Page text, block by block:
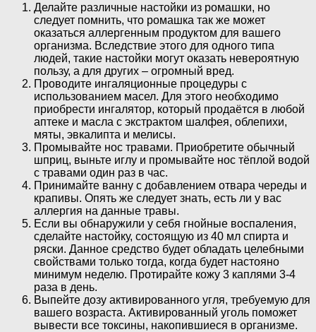
Делайте различные настойки из ромашки, но
следует помнить, что ромашка так же может
оказаться аллергенным продуктом для вашего
организма. Вследствие этого для одного типа
людей, такие настойки могут оказать невероятную
пользу, а для других – огромный вред.
Проводите ингаляционные процедуры с
использованием масел. Для этого необходимо
приобрести ингалятор, который продаётся в любой
аптеке и масла с экстрактом шалфея, облепихи,
мяты, эвкалипта и мелисы.
Промывайте нос травами. Приобретите обычный
шприц, выньте иглу и промывайте нос тёплой водой
с травами один раз в час.
Принимайте ванну с добавлением отвара череды и
крапивы. Опять же следует знать, есть ли у вас
аллергия на данные травы.
Если вы обнаружили у себя гнойные воспаления,
сделайте настойку, состоящую из 40 мл спирта и
ряски. Данное средство будет обладать целебными
свойствами только тогда, когда будет настояно
минимум неделю. Протирайте кожу 3 каплями 3-4
раза в день.
Выпейте дозу активированного угля, требуемую для
вашего возраста. Активированный уголь поможет
вывести все токсины, накопившиеся в организме.